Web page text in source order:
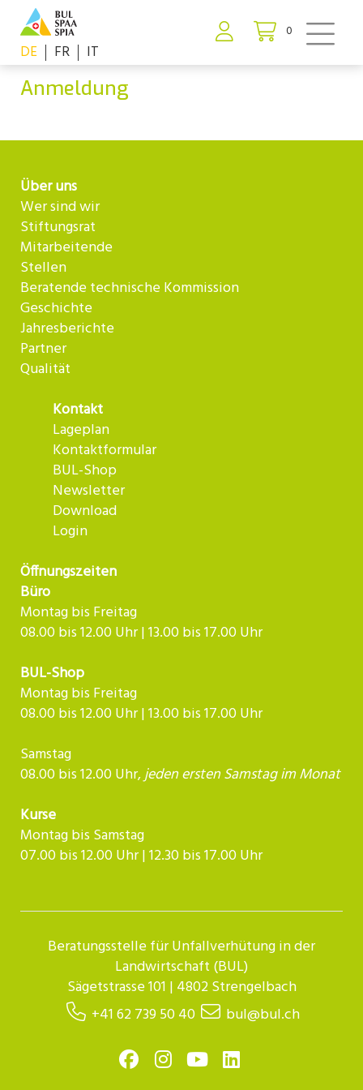
0
DE FR IT
Anmeldung
Über uns
Wer sind wir
Stiftungsrat
Mitarbeitende
Stellen
Beratende technische Kommission
Geschichte
Jahresberichte
Partner
Qualität
Kontakt
Lageplan
Kontaktformular
BUL-Shop
Newsletter
Download
Login
Öffnungszeiten
Büro
Montag bis Freitag
08.00 bis 12.00 Uhr | 13.00 bis 17.00 Uhr
BUL-Shop
Montag bis Freitag
08.00 bis 12.00 Uhr | 13.00 bis 17.00 Uhr
Samstag
08.00 bis 12.00 Uhr,jeden ersten Samstag im Monat
Kurse
Montag bis Samstag
07.00 bis 12.00 Uhr | 12.30 bis 17.00 Uhr​​​​​​
Beratungsstelle für Unfallverhütung in der
Landwirtschaft (BUL)
Sägetstrasse 101 | 4802 Strengelbach
+41 62 739 50 40
bul@bul.ch